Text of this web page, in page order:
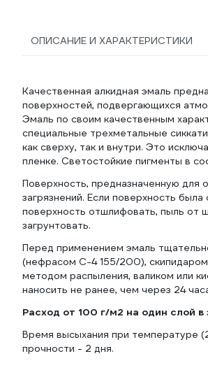
ОПИСАНИЕ И ХАРАКТЕРИСТИКИ
Качественная алкидная эмаль
поверхностей, подвергающихся
Эмаль по своим качественным
специальные трехметальные
как сверху, так и внутри. Это
пленке. Светостойкие пигменты в
Поверхность, предназначенную для
загрязнений. Если поверхность
поверхность отшлифовать, пыль от
загрунтовать.
Перед применением эмаль
(нефрасом С-4 155/200), скипидаром
методом распыления, валиком или
наносить не ранее, чем через 24
Расход от 100 г/м2 на один слой
Время высыхания при температуре
прочности - 2 дня.